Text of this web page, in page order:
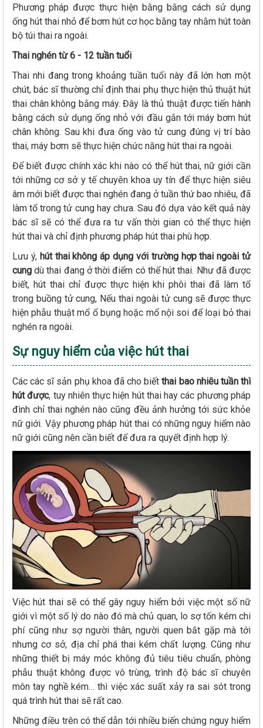
Phương pháp được thực hiện bằng bằng cách sử dụng
ống hút thai nhỏ để bơm hút cơ học bằng tay nhằm hút toàn
bộ túi thai ra ngoài.
Thai nghén từ 6 - 12 tuần tuổi
Thai nhi đang trong khoảng tuần tuổi này đã lớn hơn một
chút, bác sĩ thường chỉ định thai phụ thực hiện thủ thuật hút
thai chân không bằng máy. Đây là thủ thuật được tiến hành
bằng cách sử dụng ống nhỏ với đầu gắn tới máy bơm hút
chân không. Sau khi đưa ống vào tử cung đúng vị trí bào
thai, máy bơm sẽ thực hiện chức năng hút thai ra ngoài.
Để biết được chính xác khi nào có thể hút thai, nữ giới cần
tới những cơ sở y tế chuyên khoa uy tín để thực hiện siêu
âm mới biết được thai nghén đang ở tuần thứ bao nhiêu, đã
làm tổ trong tử cung hay chưa. Sau đó dựa vào kết quả này
bác sĩ sẽ có thể đưa ra tư vấn thời gian có thể thực hiện
hút thai và chỉ định phương pháp hút thai phù hợp.
Lưu ý, hút thai không áp dụng với trường hợp thai ngoài tử
cung dù thai đang ở thời điểm có thể hút thai. Như đã được
biết, hút thai chỉ được thực hiện khi phôi thai đã làm tổ
trong buồng tử cung, Nếu thai ngoài tử cung sẽ được thực
hiện phẫu thuật mổ ổ bụng hoặc mổ nội soi để loại bỏ thai
nghén ra ngoài.
Sự nguy hiểm của việc hút thai
Các các sĩ sản phụ khoa đã cho biếtthai bao nhiêu tuần thì
hút được, tuy nhiên thực hiện hút thai hay các phương pháp
đình chỉ thai nghén nào cũng đều ảnh hưởng tới sức khỏe
nữ giới. Vậy phương pháp hút thai có những nguy hiểm nào
nữ giới cũng nên cần biết để đưa ra quyết định hợp lý.
Việc hút thai sẽ có thể gây nguy hiểm bởi việc một số nữ
giới vì một số lý do nào đó mà chủ quan, lo sợ tốn kém chi
phí cũng như sợ người thân, người quen bắt gặp mà tới
nhưng cơ sở, địa chỉ phá thai kém chất lượng. Cũng như
những thiết bị máy móc không đủ tiêu tiêu chuẩn, phòng
phẫu thuật không được vô trùng, trình độ bác sĩ chuyên
môn tay nghề kém… thì việc xác suất xảy ra sai sót trong
quá trình hút thai sẽ rất cao.
Những điều trên có thể dẫn tới nhiều biến chứng nguy hiểm